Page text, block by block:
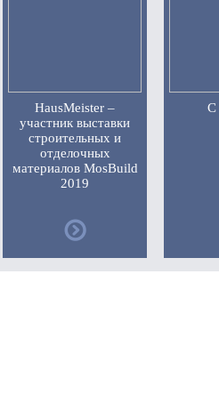
HausMeister –
участник выставки
строительных и
отделочных
материалов MosBuild
2019
С